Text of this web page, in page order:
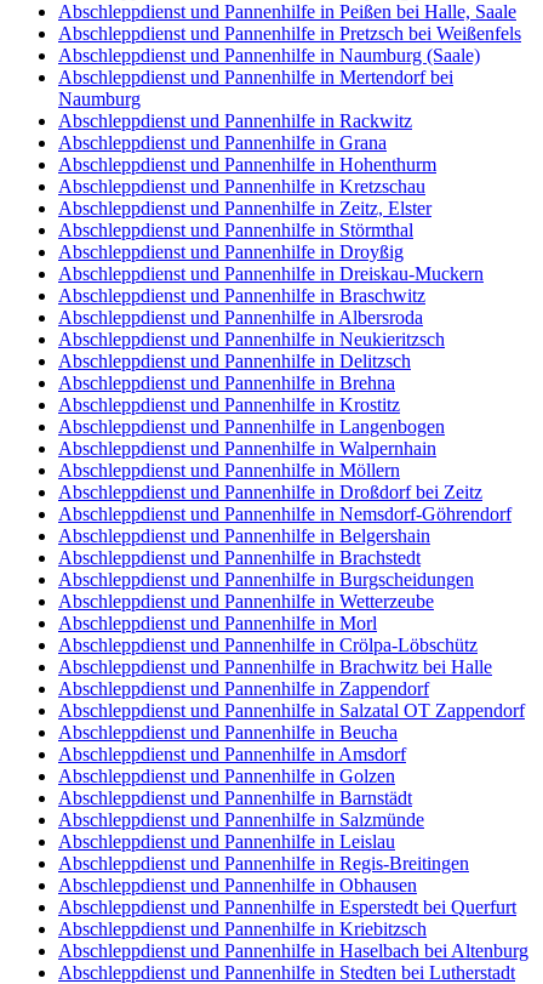
Abschleppdienst und Pannenhilfe in Peißen bei Halle, Saale
Abschleppdienst und Pannenhilfe in Pretzsch bei Weißenfels
Abschleppdienst und Pannenhilfe in Naumburg (Saale)
Abschleppdienst und Pannenhilfe in Mertendorf bei
Naumburg
Abschleppdienst und Pannenhilfe in Rackwitz
Abschleppdienst und Pannenhilfe in Grana
Abschleppdienst und Pannenhilfe in Hohenthurm
Abschleppdienst und Pannenhilfe in Kretzschau
Abschleppdienst und Pannenhilfe in Zeitz, Elster
Abschleppdienst und Pannenhilfe in Störmthal
Abschleppdienst und Pannenhilfe in Droyßig
Abschleppdienst und Pannenhilfe in Dreiskau-Muckern
Abschleppdienst und Pannenhilfe in Braschwitz
Abschleppdienst und Pannenhilfe in Albersroda
Abschleppdienst und Pannenhilfe in Neukieritzsch
Abschleppdienst und Pannenhilfe in Delitzsch
Abschleppdienst und Pannenhilfe in Brehna
Abschleppdienst und Pannenhilfe in Krostitz
Abschleppdienst und Pannenhilfe in Langenbogen
Abschleppdienst und Pannenhilfe in Walpernhain
Abschleppdienst und Pannenhilfe in Möllern
Abschleppdienst und Pannenhilfe in Droßdorf bei Zeitz
Abschleppdienst und Pannenhilfe in Nemsdorf-Göhrendorf
Abschleppdienst und Pannenhilfe in Belgershain
Abschleppdienst und Pannenhilfe in Brachstedt
Abschleppdienst und Pannenhilfe in Burgscheidungen
Abschleppdienst und Pannenhilfe in Wetterzeube
Abschleppdienst und Pannenhilfe in Morl
Abschleppdienst und Pannenhilfe in Crölpa-Löbschütz
Abschleppdienst und Pannenhilfe in Brachwitz bei Halle
Abschleppdienst und Pannenhilfe in Zappendorf
Abschleppdienst und Pannenhilfe in Salzatal OT Zappendorf
Abschleppdienst und Pannenhilfe in Beucha
Abschleppdienst und Pannenhilfe in Amsdorf
Abschleppdienst und Pannenhilfe in Golzen
Abschleppdienst und Pannenhilfe in Barnstädt
Abschleppdienst und Pannenhilfe in Salzmünde
Abschleppdienst und Pannenhilfe in Leislau
Abschleppdienst und Pannenhilfe in Regis-Breitingen
Abschleppdienst und Pannenhilfe in Obhausen
Abschleppdienst und Pannenhilfe in Esperstedt bei Querfurt
Abschleppdienst und Pannenhilfe in Kriebitzsch
Abschleppdienst und Pannenhilfe in Haselbach bei Altenburg
Abschleppdienst und Pannenhilfe in Stedten bei Lutherstadt